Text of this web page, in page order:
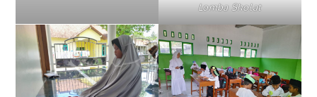
Lomba Sholat